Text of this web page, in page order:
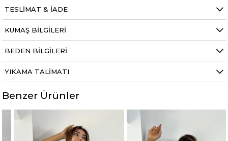
TESLIMAT & İADE
KUMAŞ BILGILERI
BEDEN BILGILERI
YIKAMA TALIMATI
Benzer Ürünler
%50